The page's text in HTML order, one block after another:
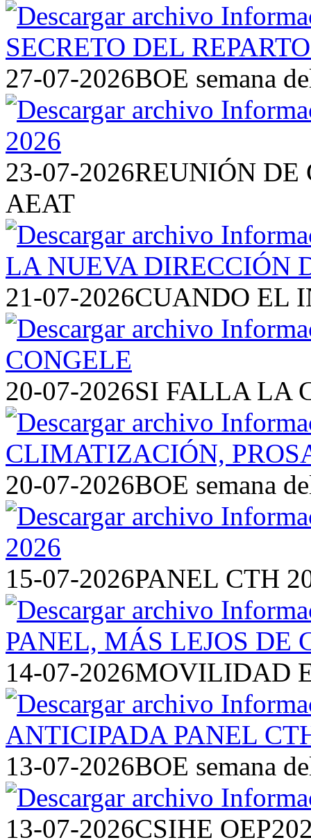
27-07-2026BOE semana
23-07-2026REUNIÓN DE
AEAT
21-07-2026CUANDO EL
20-07-2026SI FALLA LA
20-07-2026BOE semana
15-07-2026PANEL CTH
14-07-2026MOVILIDAD
13-07-2026BOE semana
13-07-2026CSIHE